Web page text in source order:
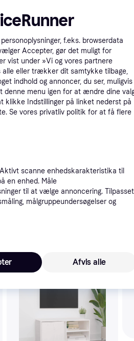
Fri fragt,4 dage 366 kr.
Eller 122 kr./md.
f.eks. browserdata
Accepter, gør det muligt for
vist under »Vi og vores partnere
alle eller trækker dit samtykke tilbage,
indhold og annoncer, du ser, muligvis
denne menu igen for at ændre dine
Indstillinger på linket nederst på
Se vores privatliv politik for at få flere
scanne enhedskarakteristika til
en enhed. Måle
til at vælge annoncering. Tilpasset
målgruppeundersøgelser og
Afvis alle